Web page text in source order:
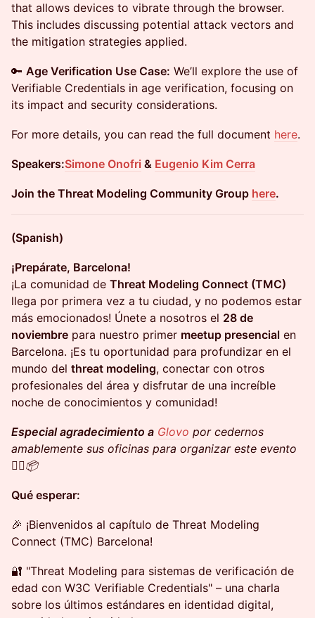
that allows devices to vibrate through the browser.
This includes discussing potential attack vectors and
the mitigation strategies applied.
🔑 Age Verification Use Case: We’ll explore the use of
Verifiable Credentials in age verification, focusing on
its impact and security considerations.
For more details, you can read the full document here.
Speakers:Simone Onofri & Eugenio Kim Cerra
Join the Threat Modeling Community Group here.
(Spanish)
¡Prepárate, Barcelona!
¡La comunidad de Threat Modeling Connect (TMC)
llega por primera vez a tu ciudad, y no podemos estar
más emocionados! Únete a nosotros el 28 de
noviembre para nuestro primer meetup presencial en
Barcelona. ¡Es tu oportunidad para profundizar en el
mundo del threat modeling, conectar con otros
profesionales del área y disfrutar de una increíble
noche de conocimientos y comunidad!
Especial agradecimiento a Glovo por cedernos
amablemente sus oficinas para organizar este evento
🚴‍♂️📦
Qué esperar:
🎉 ¡Bienvenidos al capítulo de Threat Modeling
Connect (TMC) Barcelona!
🔐 "Threat Modeling para sistemas de verificación de
edad con W3C Verifiable Credentials" – una charla
sobre los últimos estándares en identidad digital,